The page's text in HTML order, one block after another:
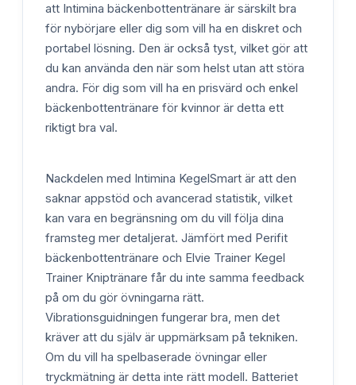
att Intimina bäckenbottentränare är särskilt bra
för nybörjare eller dig som vill ha en diskret och
portabel lösning. Den är också tyst, vilket gör att
du kan använda den när som helst utan att störa
andra. För dig som vill ha en prisvärd och enkel
bäckenbottentränare för kvinnor är detta ett
riktigt bra val.
Nackdelen med Intimina KegelSmart är att den
saknar appstöd och avancerad statistik, vilket
kan vara en begränsning om du vill följa dina
framsteg mer detaljerat. Jämfört med Perifit
bäckenbottentränare och Elvie Trainer Kegel
Trainer Kniptränare får du inte samma feedback
på om du gör övningarna rätt.
Vibrationsguidningen fungerar bra, men det
kräver att du själv är uppmärksam på tekniken.
Om du vill ha spelbaserade övningar eller
tryckmätning är detta inte rätt modell. Batteriet